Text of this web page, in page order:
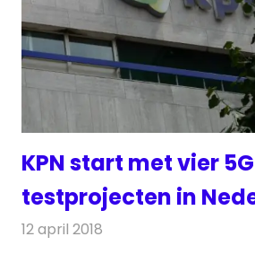
KPN start met vier
testprojecten in
12 april 2018